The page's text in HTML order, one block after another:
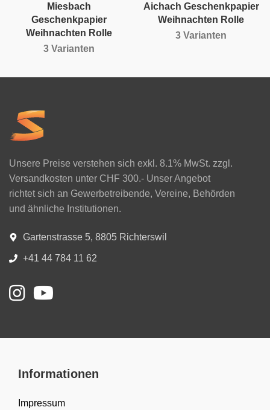
Miesbach
Geschenkpapier
Weihnachten Rolle
3 Varianten
Aichach Geschenkpapier
Weihnachten Rolle
3 Varianten
Unsere Preise verstehen sich exkl. 8.1% MwSt. zzgl.
Versandkosten unter CHF 300.- Unser Angebot
richtet sich an Gewerbetreibende, Vereine, Behörden
und ähnliche Institutionen.
Gartenstrasse 5, 8805 Richterswil
+41 44 784 11 62
Informationen
Impressum